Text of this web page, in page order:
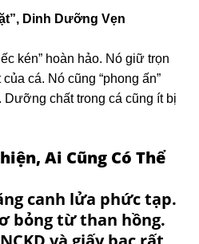
Dinh Dưỡng Vẹn
kén” hoàn hảo. Nó giữ trọn
cá. Nó cũng “phong ấn”
Dưỡng chất trong cá cũng ít bị
Ai Cũng Có Thể
canh lửa phức tạp.
bỏng từ than hồng.